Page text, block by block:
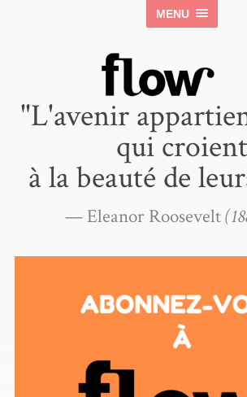
MENU
"L'avenir
qui croient
à la beauté de
—Eleanor Roosevelt